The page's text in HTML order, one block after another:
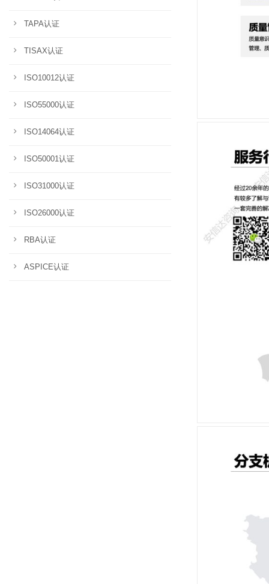
TAPA认证
TISAX认证
ISO10012认证
ISO55000认证
ISO14064认证
ISO50001认证
ISO31000认证
ISO26000认证
RBA认证
ASPICE认证